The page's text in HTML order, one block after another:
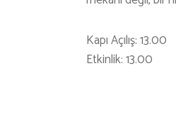
Kapı Açılış: 13.00
Etkinlik: 13.00